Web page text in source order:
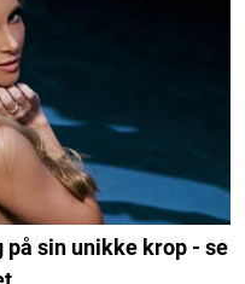
på sin unikke krop - se